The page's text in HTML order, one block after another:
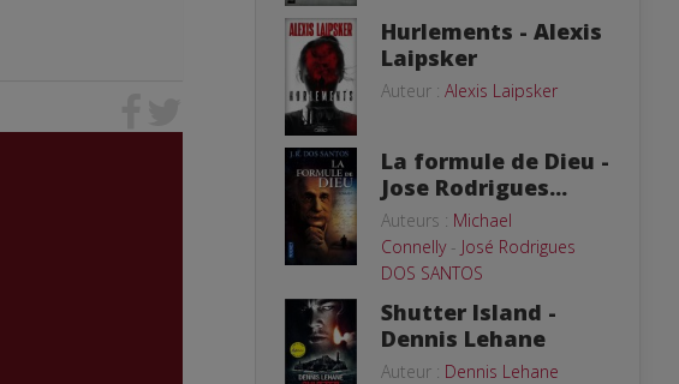
Hurlements - Alexis
Laipsker
Auteur : Alexis Laipsker
La formule de Dieu -
Jose Rodrigues...
Auteurs : Michael
Connelly- José Rodrigues
DOS SANTOS
Shutter Island -
Dennis Lehane
Auteur : Dennis Lehane